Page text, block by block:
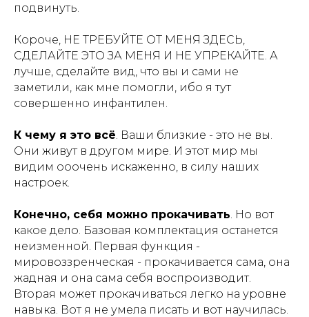
подвинуть.
Короче, НЕ ТРЕБУЙТЕ ОТ МЕНЯ ЗДЕСЬ,
СДЕЛАЙТЕ ЭТО ЗА МЕНЯ И НЕ УПРЕКАЙТЕ. А
лучше, сделайте вид, что вы и сами не
заметили, как мне помогли, ибо я тут
совершенно инфантилен.
К чему я это всё . Ваши близкие - это не вы.
Они живут в другом мире. И этот мир мы
видим ооочень искаженно, в силу наших
настроек.
Конечно, себя можно прокачивать . Но вот
какое дело. Базовая комплектация останется
неизменной. Первая функция -
мировоззренческая - прокачивается сама, она
жадная и она сама себя воспроизводит.
Вторая может прокачиваться легко на уровне
навыка. Вот я не умела писать и вот научилась.